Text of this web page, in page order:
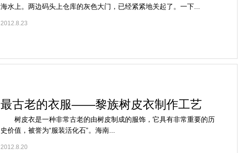
海水上。两边码头上仓库的灰色大门，已经紧紧地关起了。一下...
2012.8.23
最古老的衣服——黎族树皮衣制作工艺
树皮衣是一种非常古老的由树皮制成的服饰，它具有非常重要的历
史价值，被誉为“服装活化石”。海南...
2012.8.20